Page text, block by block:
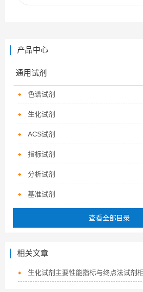
产品中心
通用试剂
色谱试剂
生化试剂
ACS试剂
指标试剂
分析试剂
基准试剂
查看全部目录
相关文章
生化试剂主要性能指标与终点法试剂